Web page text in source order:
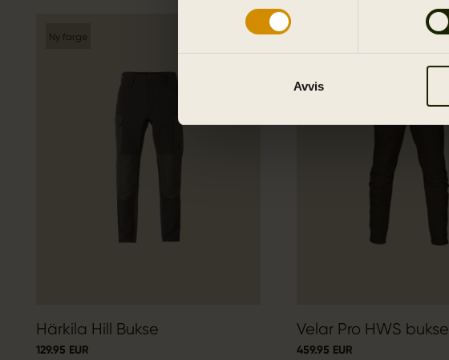
Avvis
Ny farge
Härkila Hill Bukse
129.95 EUR
Velar Pro HWS bukse
459.95 EUR